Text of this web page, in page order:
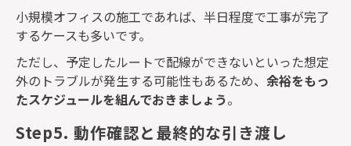
小規模オフィスの施工であれば、半日程度で工事が完了
するケースも多いです。
ただし、予定したルートで配線ができないといった想定
外のトラブルが発生する可能性もあるため、 余裕をもっ
たスケジュールを組んでおきましょう。
Step5. 動作確認と最終的な引き渡し